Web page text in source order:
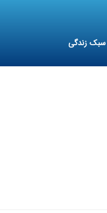
سبک زندگی